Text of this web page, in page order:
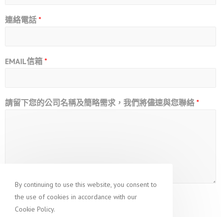
連絡電話 *
EMAIL信箱 *
請留下您的公司名稱及簡略需求，我們將儘速與您聯絡 *
By continuing to use this website, you consent to
the use of cookies in accordance with our
Cookie Policy.